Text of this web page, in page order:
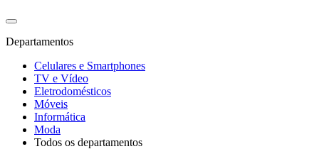
Departamentos
Celulares e Smartphones
TV e Vídeo
Eletrodomésticos
Móveis
Informática
Moda
Todos os departamentos